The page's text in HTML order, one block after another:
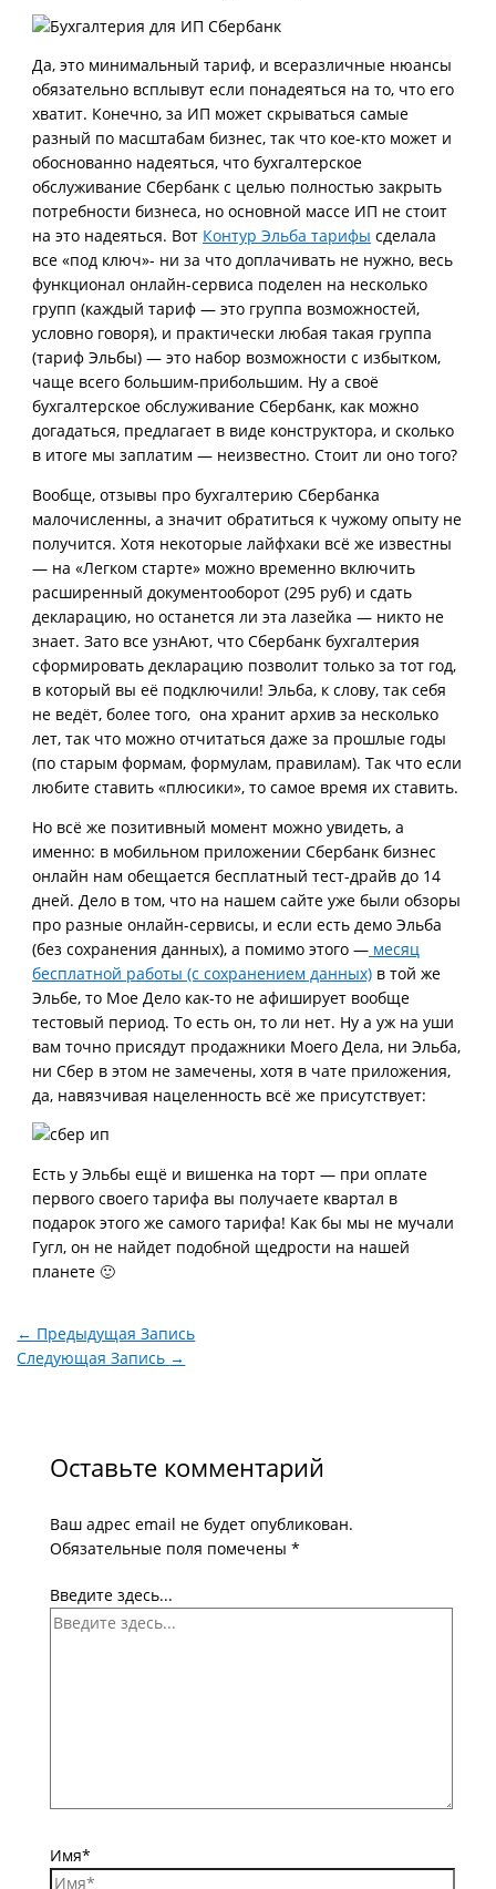
Да, это минимальный тариф, и всеразличные нюансы
обязательно всплывут если понадеяться на то, что его
хватит. Конечно, за ИП может скрываться самые
разный по масштабам бизнес, так что кое-кто может и
обоснованно надеяться, что бухгалтерское
обслуживание Сбербанк с целью полностью закрыть
потребности бизнеса, но основной массе ИП не стоит
на это надеяться. Вот Контур Эльба тарифы сделала
все «под ключ»- ни за что доплачивать не нужно, весь
функционал онлайн-сервиса поделен на несколько
групп (каждый тариф — это группа возможностей,
условно говоря), и практически любая такая группа
(тариф Эльбы) — это набор возможности с избытком,
чаще всего большим-прибольшим. Ну а своё
бухгалтерское обслуживание Сбербанк, как можно
догадаться, предлагает в виде конструктора, и сколько
в итоге мы заплатим — неизвестно. Стоит ли оно того?
Вообще, отзывы про бухгалтерию Сбербанка
малочисленны, а значит обратиться к чужому опыту не
получится. Хотя некоторые лайфхаки всё же известны
— на «Легком старте» можно временно включить
расширенный документооборот (295 руб) и сдать
декларацию, но останется ли эта лазейка — никто не
знает. Зато все узнАют, что Сбербанк бухгалтерия
сформировать декларацию позволит только за тот год,
в который вы её подключили! Эльба, к слову, так себя
не ведёт, более того, она хранит архив за несколько
лет, так что можно отчитаться даже за прошлые годы
(по старым формам, формулам, правилам). Так что если
любите ставить «плюсики», то самое время их ставить.
Но всё же позитивный момент можно увидеть, а
именно: в мобильном приложении Сбербанк бизнес
онлайн нам обещается бесплатный тест-драйв до 14
дней. Дело в том, что на нашем сайте уже были обзоры
про разные онлайн-сервисы, и если есть демо Эльба
(без сохранения данных), а помимо этого — месяц
бесплатной работы (с сохранением данных) в той же
Эльбе, то Мое Дело как-то не афиширует вообще
тестовый период. То есть он, то ли нет. Ну а уж на уши
вам точно присядут продажники Моего Дела, ни Эльба,
ни Сбер в этом не замечены, хотя в чате приложения,
да, навязчивая нацеленность всё же присутствует:
Есть у Эльбы ещё и вишенка на торт — при оплате
первого своего тарифа вы получаете квартал в
подарок этого же самого тарифа! Как бы мы не мучали
Гугл, он не найдет подобной щедрости на нашей
планете 🙂
← Предыдущая Запись
Следующая Запись →
Оставьте комментарий
Ваш адрес email не будет опубликован.
Обязательные поля помечены *
Введите здесь...
Имя*